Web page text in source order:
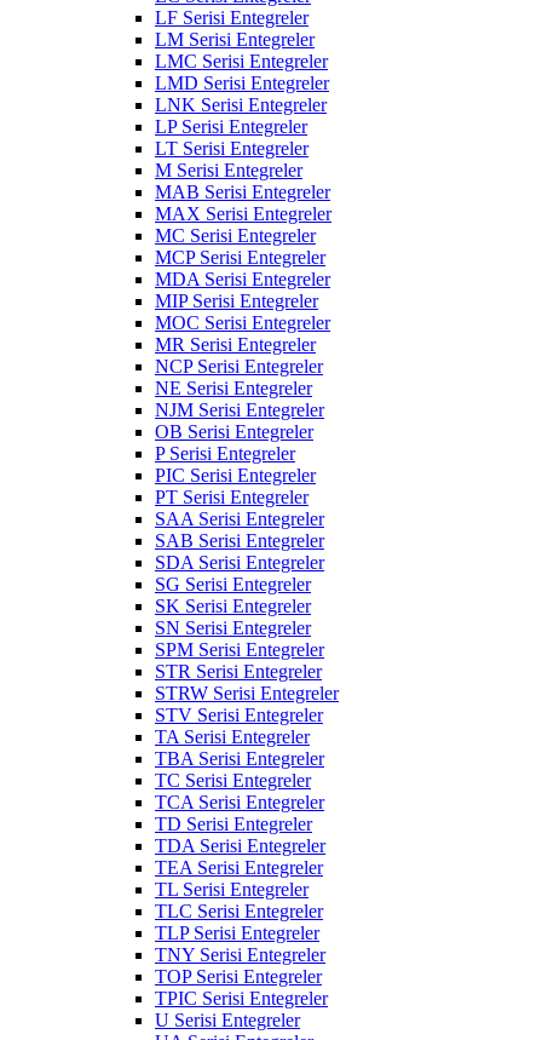
LF Serisi Entegreler
LM Serisi Entegreler
LMC Serisi Entegreler
LMD Serisi Entegreler
LNK Serisi Entegreler
LP Serisi Entegreler
LT Serisi Entegreler
M Serisi Entegreler
MAB Serisi Entegreler
MAX Serisi Entegreler
MC Serisi Entegreler
MCP Serisi Entegreler
MDA Serisi Entegreler
MIP Serisi Entegreler
MOC Serisi Entegreler
MR Serisi Entegreler
NCP Serisi Entegreler
NE Serisi Entegreler
NJM Serisi Entegreler
OB Serisi Entegreler
P Serisi Entegreler
PIC Serisi Entegreler
PT Serisi Entegreler
SAA Serisi Entegreler
SAB Serisi Entegreler
SDA Serisi Entegreler
SG Serisi Entegreler
SK Serisi Entegreler
SN Serisi Entegreler
SPM Serisi Entegreler
STR Serisi Entegreler
STRW Serisi Entegreler
STV Serisi Entegreler
TA Serisi Entegreler
TBA Serisi Entegreler
TC Serisi Entegreler
TCA Serisi Entegreler
TD Serisi Entegreler
TDA Serisi Entegreler
TEA Serisi Entegreler
TL Serisi Entegreler
TLC Serisi Entegreler
TLP Serisi Entegreler
TNY Serisi Entegreler
TOP Serisi Entegreler
TPIC Serisi Entegreler
U Serisi Entegreler